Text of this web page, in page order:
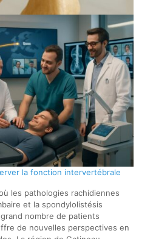
la fonction intervertébrale
les pathologies rachidiennes
et la spondylolistésis
nombre de patients
de nouvelles perspectives en